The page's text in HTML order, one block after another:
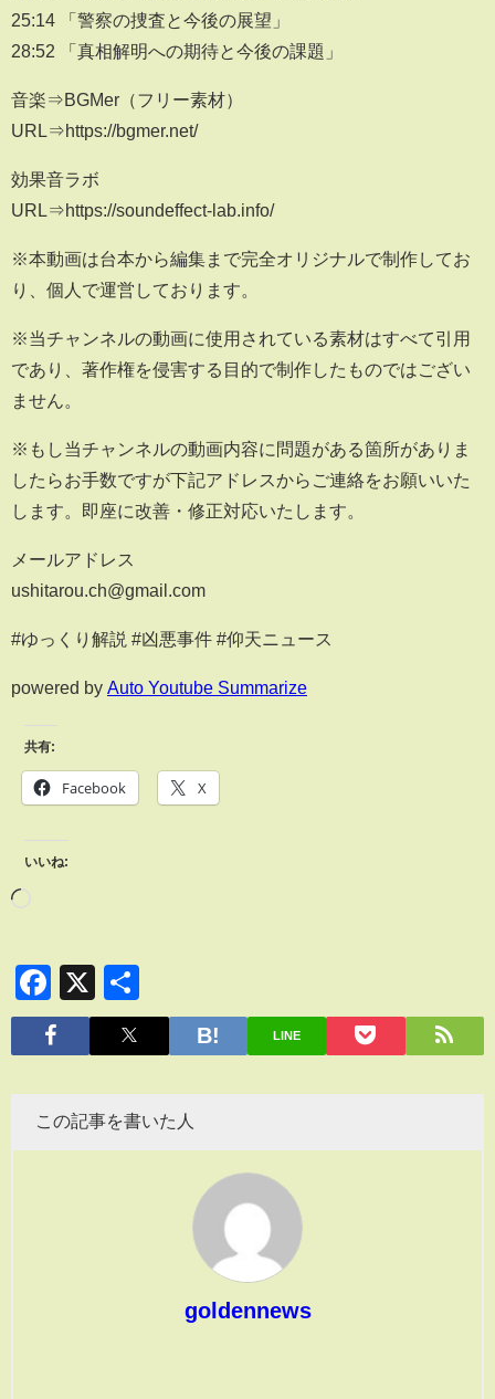
25:14 「警察の捜査と今後の展望」
28:52 「真相解明への期待と今後の課題」
音楽⇒BGMer（フリー素材）
URL⇒https://bgmer.net/
効果音ラボ
URL⇒https://soundeffect-lab.info/
※本動画は台本から編集まで完全オリジナルで制作してお
り、個人で運営しております。
※当チャンネルの動画に使用されている素材はすべて引用
であり、著作権を侵害する目的で制作したものではござい
ません。
※もし当チャンネルの動画内容に問題がある箇所がありま
したらお手数ですが下記アドレスからご連絡をお願いいた
します。即座に改善・修正対応いたします。
メールアドレス
ushitarou.ch@gmail.com
#ゆっくり解説 #凶悪事件 #仰天ニュース
powered by Auto Youtube Summarize
共有:
Facebook X
いいね:
Facebook
X
有
LINE
この記事を書いた人
goldennews